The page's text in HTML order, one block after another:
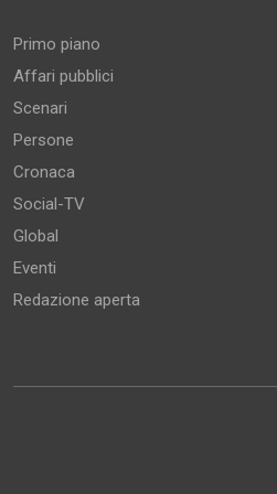
Primo piano
Affari pubblici
Scenari
Persone
Cronaca
Social-TV
Global
Eventi
Redazione aperta